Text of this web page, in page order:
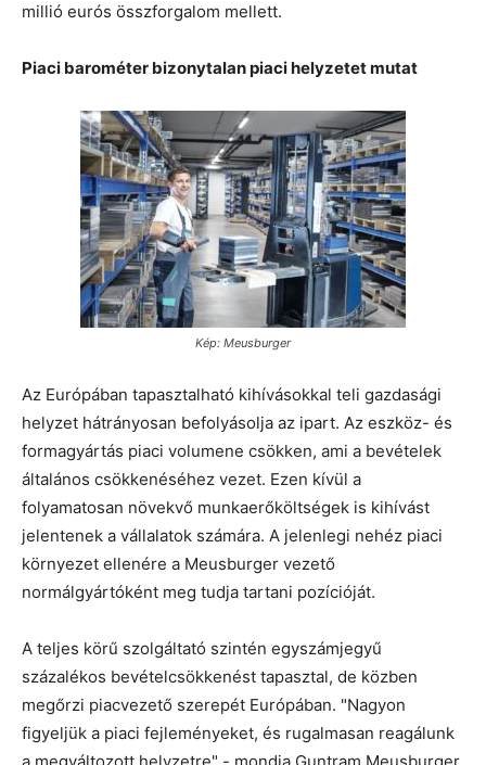
millió eurós összforgalom mellett.
Piaci barométer bizonytalan piaci helyzetet mutat
Kép: Meusburger
Az Európában tapasztalható kihívásokkal teli gazdasági
helyzet hátrányosan befolyásolja az ipart. Az eszköz- és
formagyártás piaci volumene csökken, ami a bevételek
általános csökkenéséhez vezet. Ezen kívül a
folyamatosan növekvő munkaerőköltségek is kihívást
jelentenek a vállalatok számára. A jelenlegi nehéz piaci
környezet ellenére a Meusburger vezető
normálgyártóként meg tudja tartani pozícióját.
A teljes körű szolgáltató szintén egyszámjegyű
százalékos bevételcsökkenést tapasztal, de közben
megőrzi piacvezető szerepét Európában. "Nagyon
figyeljük a piaci fejleményeket, és rugalmasan reagálunk
a megváltozott helyzetre" - mondja Guntram Meusburger